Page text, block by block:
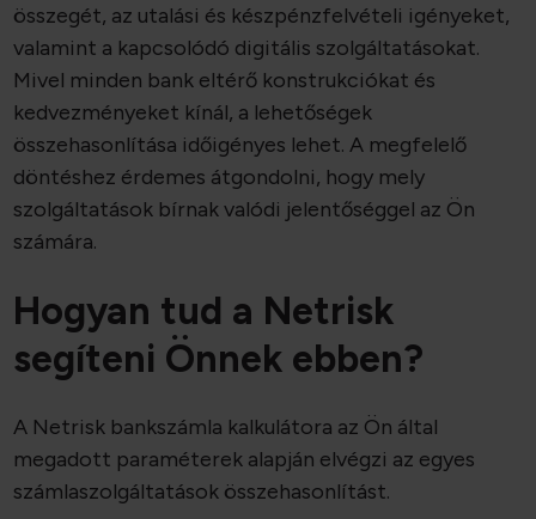
összegét, az utalási és készpénzfelvételi igényeket,
valamint a kapcsolódó digitális szolgáltatásokat.
Mivel minden bank eltérő konstrukciókat és
kedvezményeket kínál, a lehetőségek
összehasonlítása időigényes lehet. A megfelelő
döntéshez érdemes átgondolni, hogy mely
szolgáltatások bírnak valódi jelentőséggel az Ön
számára.
Hogyan tud a Netrisk
segíteni Önnek ebben?
A Netrisk bankszámla kalkulátora az Ön által
megadott paraméterek alapján elvégzi az egyes
számlaszolgáltatások összehasonlítást.